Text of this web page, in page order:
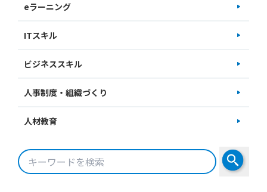
eラーニング
ITスキル
ビジネススキル
人事制度・組織づくり
人材教育